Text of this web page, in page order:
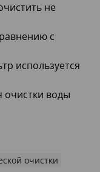
не
с
используется
очистки воды
очистки